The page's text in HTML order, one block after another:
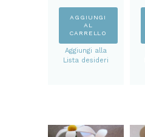
AGGIUNGI
AL
CARRELLO
Aggiungi alla
Lista desideri